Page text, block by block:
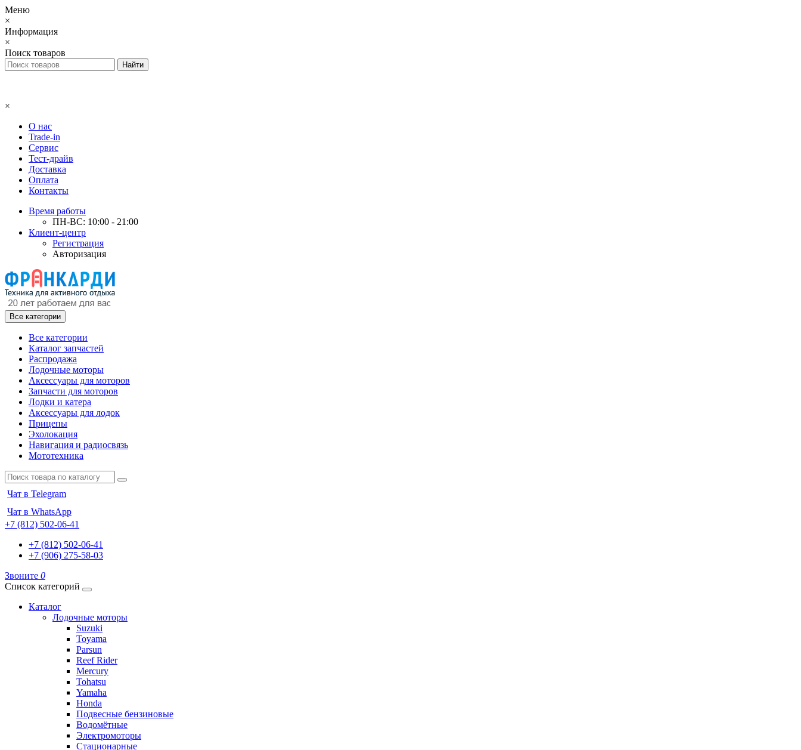
Меню
×
Информация
×
Поиск товаров
×
О нас
Trade-in
Сервис
Тест-драйв
Доставка
Оплата
Контакты
Время работы
ПН-ВС: 10:00 - 21:00
Клиент-центр
Регистрация
Авторизация
Все категории
Все категории
Каталог запчастей
Распродажа
Лодочные моторы
Аксессуары для моторов
Запчасти для моторов
Лодки и катера
Аксессуары для лодок
Прицепы
Эхолокация
Навигация и радиосвязь
Мототехника
Чат в Telegram
Чат в WhatsApp
+7 (812) 502-06-41
+7 (812) 502-06-41
+7 (906) 275-58-03
Звоните 0
Список категорий
Каталог
Лодочные моторы
Suzuki
Toyama
Parsun
Reef Rider
Mercury
Tohatsu
Yamaha
Honda
Подвесные бензиновые
Водомётные
Электромоторы
Стационарные